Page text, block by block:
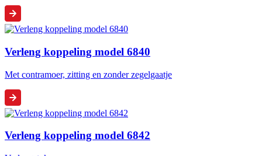
Verleng koppeling model 6840
Met contramoer, zitting en zonder zegelgaatje
Verleng koppeling model 6842